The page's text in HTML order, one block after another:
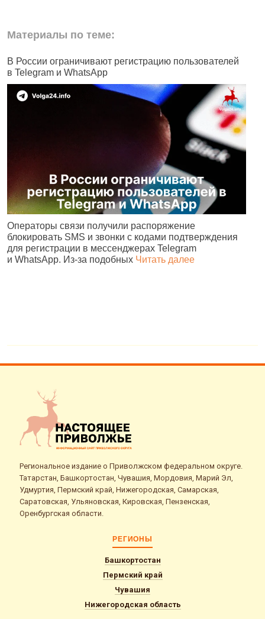
Материалы по теме:
В России ограничивают регистрацию пользователей
в Telegram и WhatsApp
Операторы связи получили распоряжение
блокировать SMS и звонки с кодами подтверждения
для регистрации в мессенджерах Telegram
и WhatsApp. Из‑за подобных Читать далее
Региональное издание о Приволжском федеральном округе.
Татарстан, Башкортостан, Чувашия, Мордовия, Марий Эл,
Удмуртия, Пермский край, Нижегородская, Самарская,
Саратовская, Ульяновская, Кировская, Пензенская,
Оренбургская области.
РЕГИОНЫ
Башкортостан
Пермский край
Чувашия
Нижегородская область